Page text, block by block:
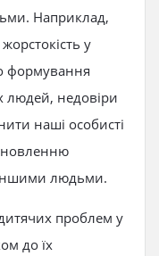
Наприклад,
у
формування
людей, недовіри
наші особисті
іншими людьми.
проблем у
до їх